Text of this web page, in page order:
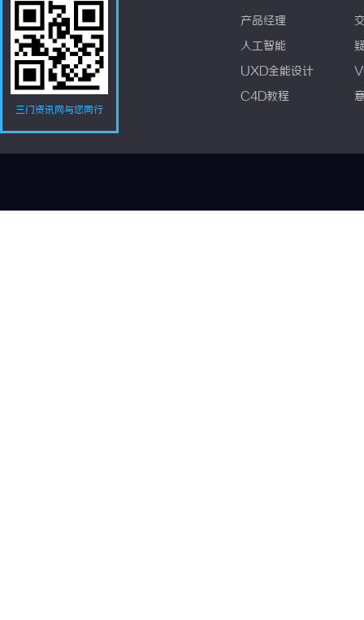
三门资讯网与您同行
产品经理
人工智能
UXD全能设计
C4D教程